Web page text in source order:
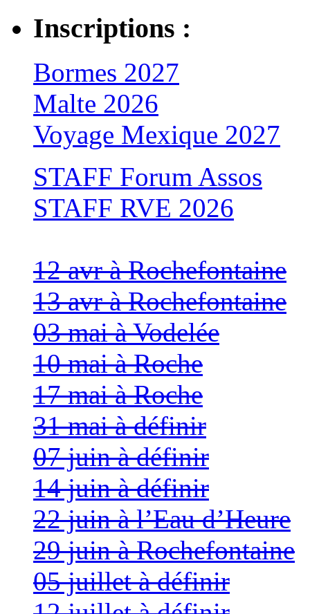
Inscriptions :
Bormes 2027
Malte 2026
Voyage Mexique 2027
STAFF Forum Assos
STAFF RVE 2026
12 avr à Rochefontaine
13 avr à Rochefontaine
03 mai à Vodelée
10 mai à Roche
17 mai à Roche
31 mai à définir
07 juin à définir
14 juin à définir
22 juin à l’Eau d’Heure
29 juin à Rochefontaine
05 juillet à définir